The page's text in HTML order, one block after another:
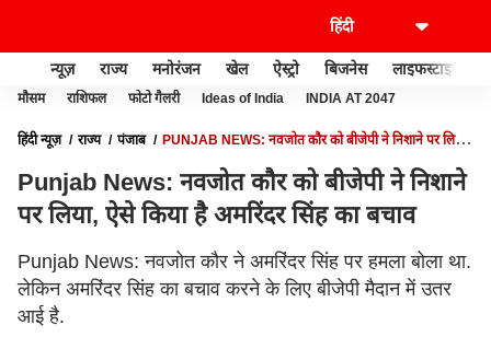
न्यूज़ राज्य मनोरंजन खेल ऐस्ट्रो बिजनेस लाइफस्टाइल
मौसम राशिफल फोटो गैलरी Ideas of India INDIA AT 2047
हिंदी न्यूज़ राज्य पंजाब
PUNJAB NEWS: नवजोत कौर को बीजेपी ने निशाने पर लिया,
Punjab News: नवजोत कौर को बीजेपी ने निशाने
पर लिया, ऐसे किया है अमरिंदर सिंह का बचाव
Punjab News: नवजोत कौर ने अमरिंदर सिंह पर हमला बोला था.
लेकिन अमरिंदर सिंह का बचाव करने के लिए बीजेपी मैदान में उतर
आई है.